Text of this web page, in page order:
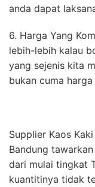
anda dapat
6. Harga Yang
lebih-lebih kalau
yang sejenis kita
bukan cuma
Supplier Kaos
Bandung
dari mulai tingkat
kuantitinya tidak